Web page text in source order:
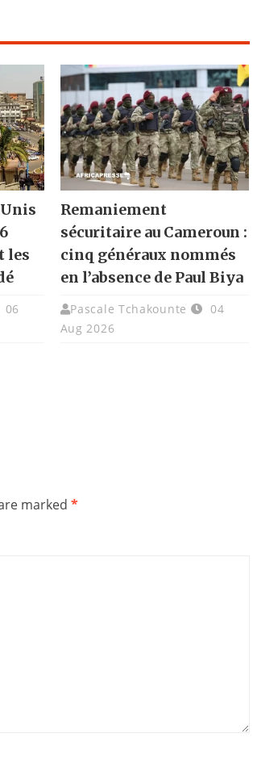
les
06
Remaniement
sécuritaire au Cameroun :
cinq généraux nommés
en l’absence de Paul Biya
Pascale Tchakounte
04
Aug 2026
marked *